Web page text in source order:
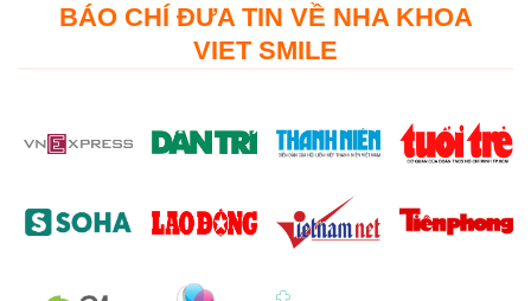
BÁO CHÍ ĐƯA TIN VỀ NHA KHOA
VIET SMILE